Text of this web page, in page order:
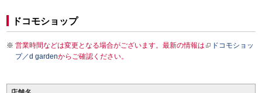
ドコモショップ
営業時間などは変更となる場合がございます。最新の情報は
ドコモショッ
プ／d gardenからご確認ください。